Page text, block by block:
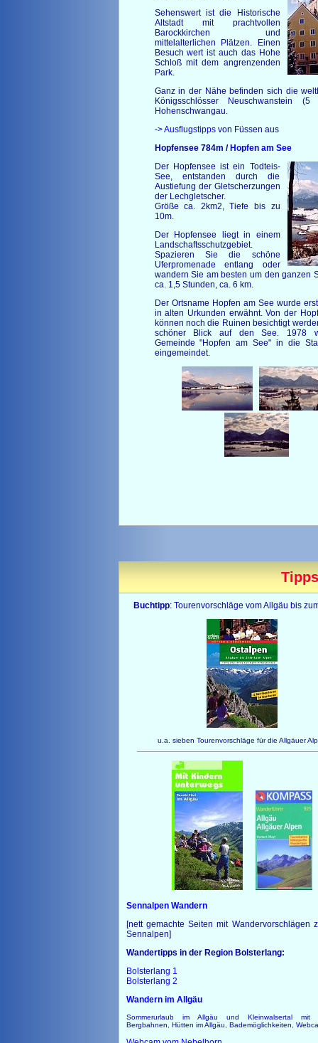
Sehenswert ist die Historische
Altstadt mit prachtvollen
Barockkirchen und
mittelalterlichen Plätzen. Einen
Besuch wert ist auch das Hohe
Schloß mit dem angrenzenden
Park.
Ganz in der Nähe befinden sich die
Königsschlösser Neuschwanstein
Hohenschwangau.
->Ausflugstippsvon Füssen aus
Hopfensee 784m / Hopfen am See
Der Hopfensee ist ein Todteis-
See, entstanden durch die
Austiefung der Gletscherzungen
der Lechgletscher.
Größe ca. 2km2, Tiefe bis zu
10m.
Der Hopfensee liegt in einem
Landschaftsschutzgebiet.
Spazieren Sie die schöne
Uferpromenade entlang oder
wandern Sie am besten um den ganzen
ca. 1,5 Stunden, ca. 6 km.
Der Ortsname Hopfen am See wurde
in alten Urkunden erwähnt. Von der
können noch die Ruinen besichtigt
schöner Blick auf den See. 1978
Gemeinde "Hopfen am See" in die
eingemeindet.
Buchtipp: Tourenvorschläge vom Allgäu bis
u.a. sieben Tourenvorschläge für die Allgäuer
Sennalpen Wandern
[nett gemachte Seiten mit Wandervorschlägen
Sennalpen]
Wandertipps in der Region Bolsterlang:
Bolsterlang 1
Bolsterlang 2
Wandern im Allgäu
Sommerurlaub im Allgäu und Kleinwalsertal mit
Bergbahnen, Hütten im Allgäu, Bademöglichkeiten,